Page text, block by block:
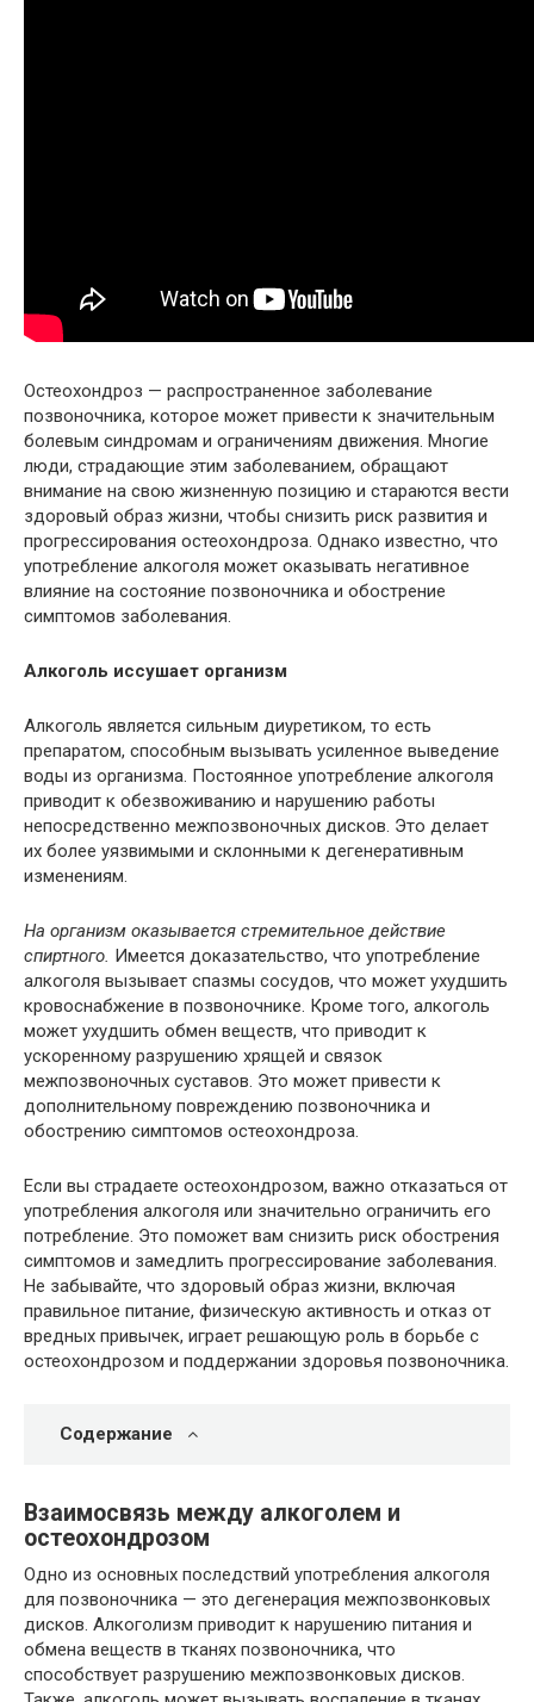
Остеохондроз — распространенное заболевание
позвоночника, которое может привести к значительным
болевым синдромам и ограничениям движения. Многие
люди, страдающие этим заболеванием, обращают
внимание на свою жизненную позицию и стараются вести
здоровый образ жизни, чтобы снизить риск развития и
прогрессирования остеохондроза. Однако известно, что
употребление алкоголя может оказывать негативное
влияние на состояние позвоночника и обострение
симптомов заболевания.
Алкоголь иссушает организм
Алкоголь является сильным диуретиком, то есть
препаратом, способным вызывать усиленное выведение
воды из организма. Постоянное употребление алкоголя
приводит к обезвоживанию и нарушению работы
непосредственно межпозвоночных дисков. Это делает
их более уязвимыми и склонными к дегенеративным
изменениям.
На организм оказывается стремительное действие
спиртного. Имеется доказательство, что употребление
алкоголя вызывает спазмы сосудов, что может ухудшить
кровоснабжение в позвоночнике. Кроме того, алкоголь
может ухудшить обмен веществ, что приводит к
ускоренному разрушению хрящей и связок
межпозвоночных суставов. Это может привести к
дополнительному повреждению позвоночника и
обострению симптомов остеохондроза.
Если вы страдаете остеохондрозом, важно отказаться от
употребления алкоголя или значительно ограничить его
потребление. Это поможет вам снизить риск обострения
симптомов и замедлить прогрессирование заболевания.
Не забывайте, что здоровый образ жизни, включая
правильное питание, физическую активность и отказ от
вредных привычек, играет решающую роль в борьбе с
остеохондрозом и поддержании здоровья позвоночника.
Содержание
Взаимосвязь между алкоголем и
остеохондрозом
Одно из основных последствий употребления алкоголя
для позвоночника — это дегенерация межпозвонковых
дисков. Алкоголизм приводит к нарушению питания и
обмена веществ в тканях позвоночника, что
способствует разрушению межпозвонковых дисков.